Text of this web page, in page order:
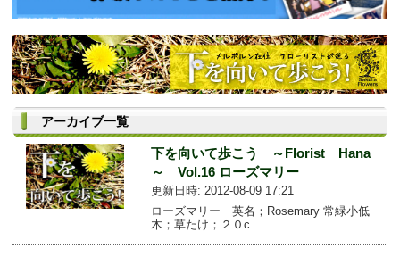
アーカイブ一覧
下を向いて歩こう ～Florist Hana
～ Vol.16 ローズマリー
更新日時: 2012-08-09 17:21
ローズマリー 英名；Rosemary 常緑小低
木；草たけ；２０c.....